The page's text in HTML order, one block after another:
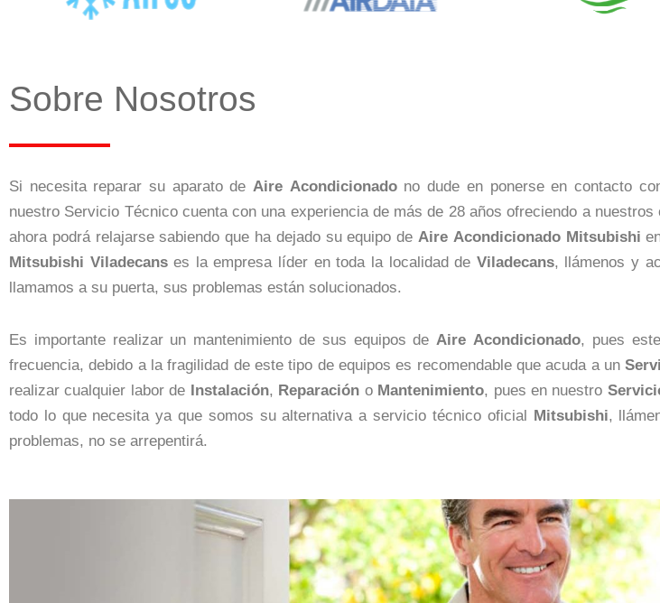
Sobre Nosotros
Si necesita reparar su aparato de Aire Acondicionadono dude en ponerse en contacto
nuestro Servicio Técnico cuenta con una experiencia de más de 28 años ofreciendo a
ahora podrá relajarse sabiendo que ha dejado su equipo de Aire Acondicionado Mitsubishi
Mitsubishi Viladecanses la empresa líder en toda la localidad de Viladecans, llámenos y
llamamos a su puerta, sus problemas están solucionados.
Es importante realizar un mantenimiento de sus equipos de Aire Acondicionado, pues
frecuencia, debido a la fragilidad de este tipo de equipos es recomendable que acuda a un
realizar cualquier labor de Instalación, Reparación o Mantenimiento, pues en nuestro
todo lo que necesita ya que somos su alternativa a servicio técnico oficial Mitsubishi,
problemas, no se arrepentirá.